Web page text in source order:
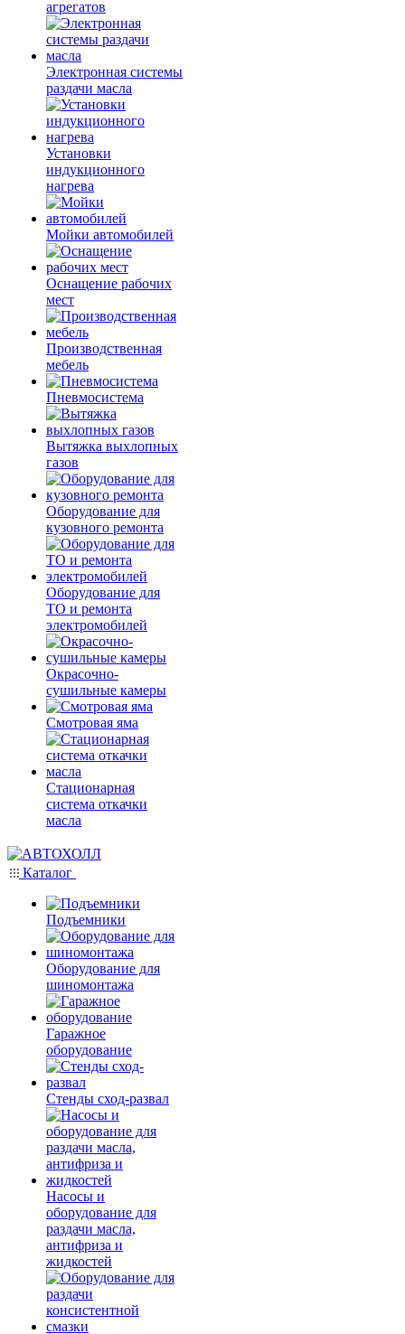
агрегатов
Электронная системы
раздачи масла
Установки
индукционного
нагрева
Мойки автомобилей
Оснащение рабочих
мест
Производственная
мебель
Пневмосистема
Вытяжка выхлопных
газов
Оборудование для
кузовного ремонта
Оборудование для
ТО и ремонта
электромобилей
Окрасочно-
сушильные камеры
Смотровая яма
Стационарная
система откачки
масла
Каталог
Подъемники
Оборудование для
шиномонтажа
Гаражное
оборудование
Стенды сход-развал
Насосы и
оборудование для
раздачи масла,
антифриза и
жидкостей